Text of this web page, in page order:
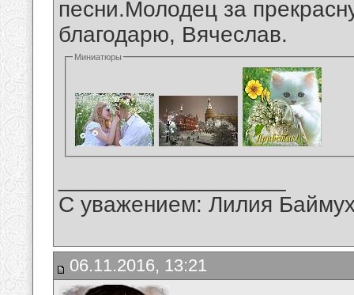
песни.Молодец за
благодарю, Вячеслав.
Миниатюры
С уважением: Лилия
06.11.2016, 13:21